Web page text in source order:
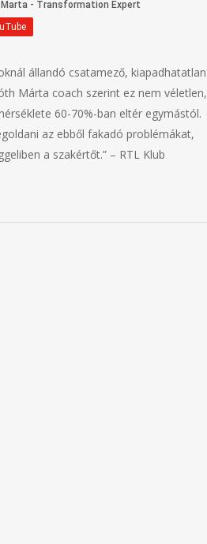
állandó csatamező, kiapadhatatlan
Márta coach szerint ez nem véletlen,
60-70%-ban eltér egymástól.
az ebből fakadó problémákat,
a szakértőt.” – RTL Klub